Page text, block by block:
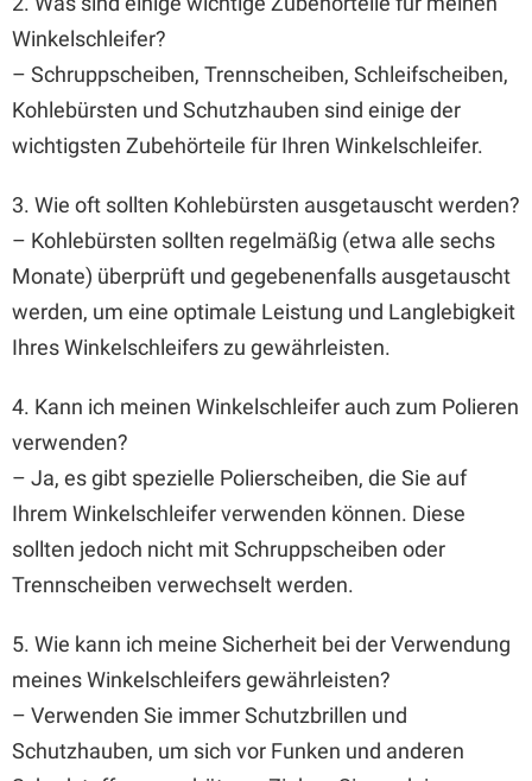
Winkelschleifer?
– Schruppscheiben, Trennscheiben, Schleifscheiben,
Kohlebürsten und Schutzhauben sind einige der
wichtigsten Zubehörteile für Ihren Winkelschleifer.
3. Wie oft sollten Kohlebürsten ausgetauscht werden?
– Kohlebürsten sollten regelmäßig (etwa alle sechs
Monate) überprüft und gegebenenfalls ausgetauscht
werden, um eine optimale Leistung und Langlebigkeit
Ihres Winkelschleifers zu gewährleisten.
4. Kann ich meinen Winkelschleifer auch zum Polieren
verwenden?
– Ja, es gibt spezielle Polierscheiben, die Sie auf
Ihrem Winkelschleifer verwenden können. Diese
sollten jedoch nicht mit Schruppscheiben oder
Trennscheiben verwechselt werden.
5. Wie kann ich meine Sicherheit bei der Verwendung
meines Winkelschleifers gewährleisten?
– Verwenden Sie immer Schutzbrillen und
Schutzhauben, um sich vor Funken und anderen